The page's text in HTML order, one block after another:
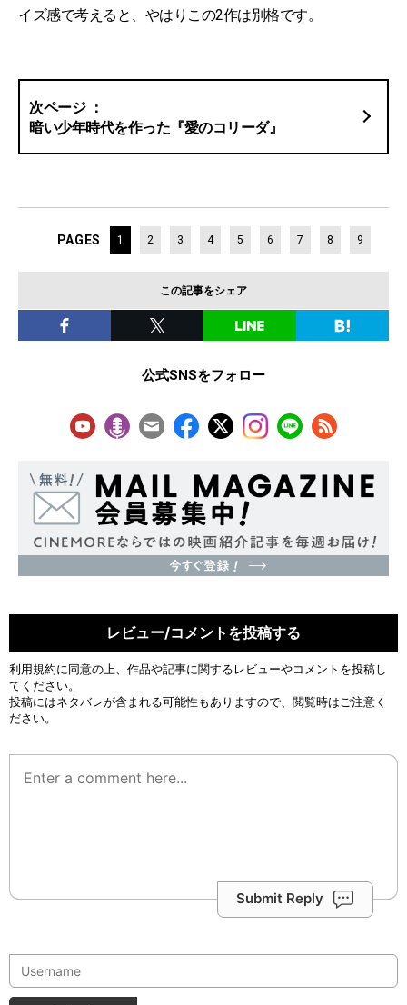
イズ感で考えると、やはりこの2作は別格です。
暗い少年時代を作った『愛のコリーダ』
PAGES 1 2 3 4 5 6 7 8 9
この記事をシェア
公式SNSをフォロー
レビュー/コメントを投稿する
利用規約に同意の上、作品や記事に関するレビューやコメントを投稿し
てください。
投稿にはネタバレが含まれる可能性もありますので、閲覧時はご注意く
ださい。
Submit Reply